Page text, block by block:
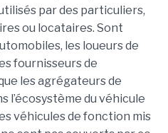
par des particuliers,
ou locataires. Sont
les loueurs de
fournisseurs de
les agrégateurs de
l’écosystème du véhicule
véhicules de fonction mis